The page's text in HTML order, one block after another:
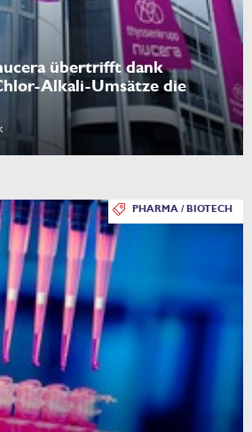
übertrifft dank
Alkali-Umsätze die
PHARMA / BIOTECH